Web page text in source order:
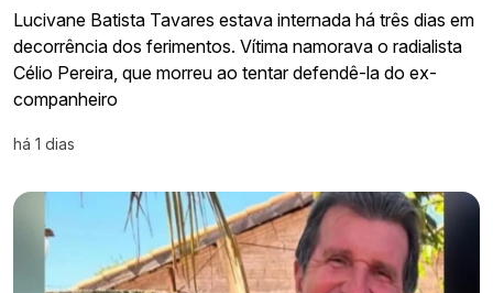
Lucivane Batista Tavares estava internada há três dias em
decorrência dos ferimentos. Vítima namorava o radialista
Célio Pereira, que morreu ao tentar defendê-la do ex-
companheiro
há 1 dias